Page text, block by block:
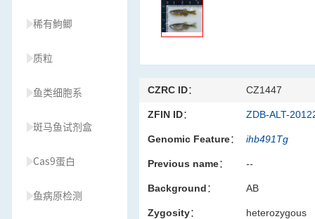
稀有鮈鲫
质粒
鱼类细胞系
斑马鱼试剂盒
Cas9蛋白
鱼病原检测
CZRC ID： CZ1447
ZFIN ID： ZDB-ALT-
Genomic Feature： ihb491Tg
Previous name： --
Background： AB
Zygosity： heterozygous